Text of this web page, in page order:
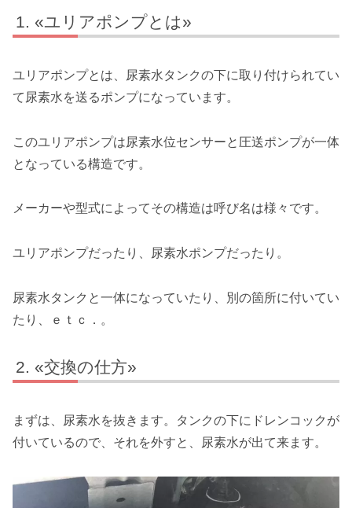
«ユリアポンプとは»
ユリアポンプとは、尿素水タンクの下に取り付けられてい
て尿素水を送るポンプになっています。
このユリアポンプは尿素水位センサーと圧送ポンプが一体
となっている構造です。
メーカーや型式によってその構造は呼び名は様々です。
ユリアポンプだったり、尿素水ポンプだったり。
尿素水タンクと一体になっていたり、別の箇所に付いてい
たり、ｅｔｃ．。
«交換の仕方»
まずは、尿素水を抜きます。タンクの下にドレンコックが
付いているので、それを外すと、尿素水が出て来ます。